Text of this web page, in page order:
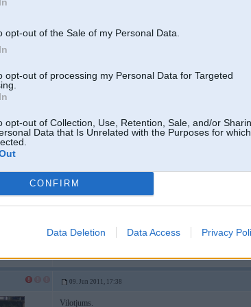
opt-out of the Sale of my Personal Data.
opt-out of processing my Personal Data for Targeted
opt-out of Collection, Use, Retention, Sale, and/or
Data that Is Unrelated with the Purposes for
CONFIRM
Data Deletion Data Access Privacy
Vot tā ir štelle
COFFEE INN Ir Lietuvas un Latvijas kopbrodukts
Tērbatas iela
Coffee Inn ir no Lietuvas , bet mes esam vietejie! Un
ertak piebraukt ar masinu un tas ir jauna tema!
09. Jun 2011, 17:38
Vilotjums.